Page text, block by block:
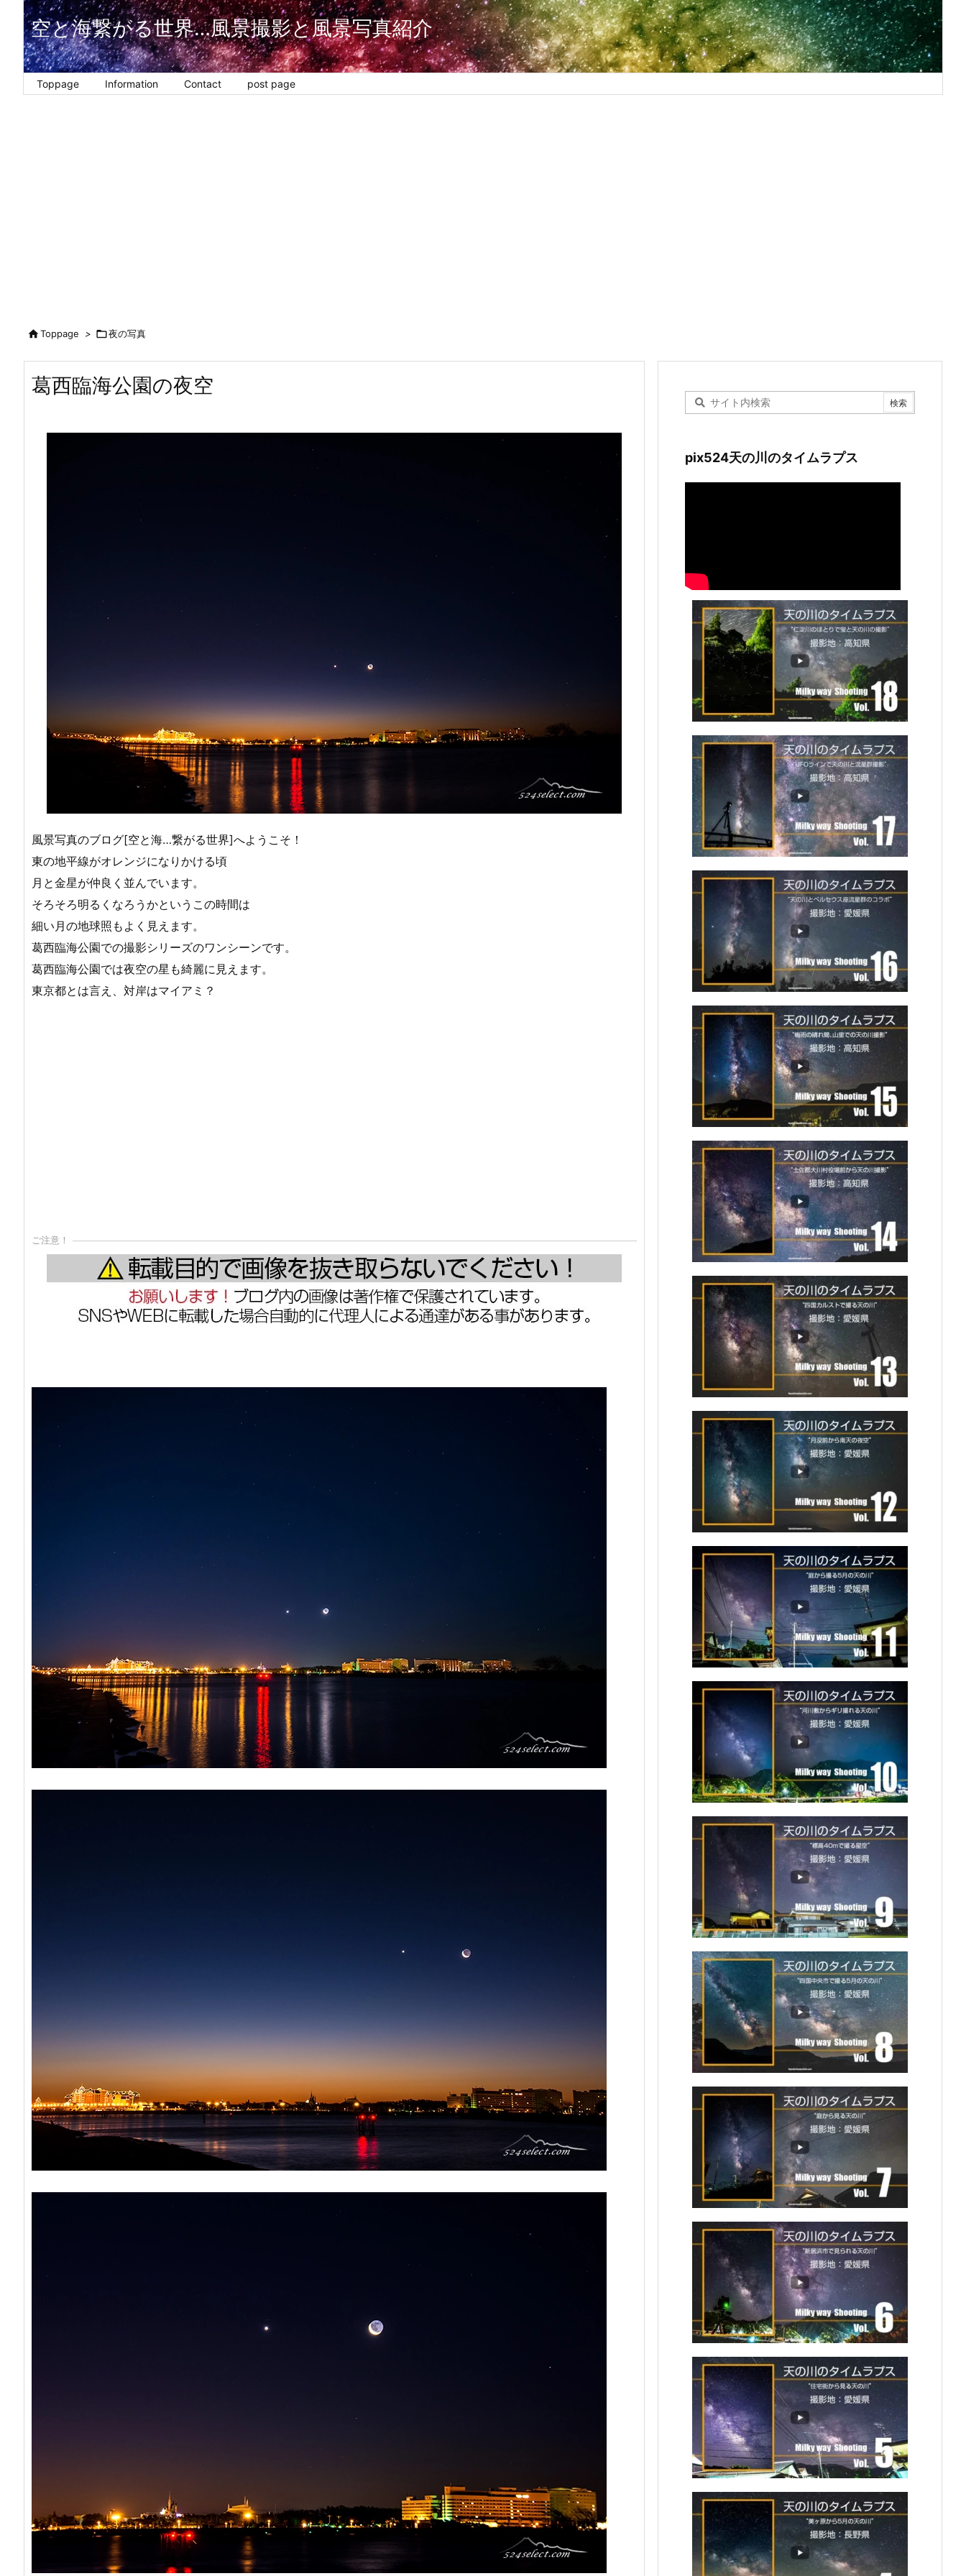
空と海繋がる世界…風景撮影と風景写真紹介
Toppage Information Contact post page
Toppage > 夜の写真
葛西臨海公園の夜空
風景写真のブログ[空と海…繋がる世界]へようこそ！
東の地平線がオレンジになりかける頃
月と金星が仲良く並んでいます。
そろそろ明るくなろうかというこの時間は
細い月の地球照もよく見えます。
葛西臨海公園での撮影シリーズのワンシーンです。
葛西臨海公園では夜空の星も綺麗に見えます。
東京都とは言え、対岸はマイアミ？
ご注意！
pix524天の川のタイムラプス